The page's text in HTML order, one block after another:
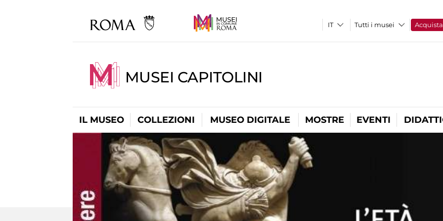
Tutti i musei Acquista
MUSEI CAPITOLINI
IL MUSEO COLLEZIONI MUSEO DIGITALE MOSTRE EVENTI